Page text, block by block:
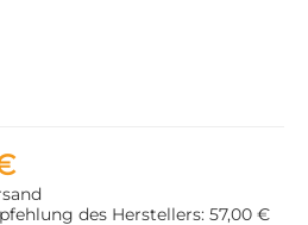
des Herstellers: 57,00 €